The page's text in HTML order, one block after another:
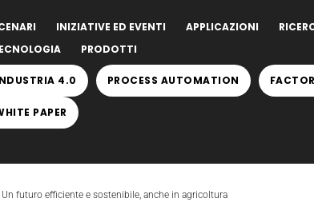
INIZIATIVE ED EVENTI APPLICAZIONI
PRODOTTI
4.0 PROCESS AUTOMATION
PAPER
Un futuro efficiente e sostenibile, anche in agricoltura